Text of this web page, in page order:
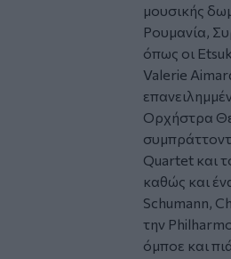
μουσικής
Ρουμανία,
όπως οι
Valerie
Ορχήστρα
Quartet και
καθώς και
Schumann,
την
όμποε και